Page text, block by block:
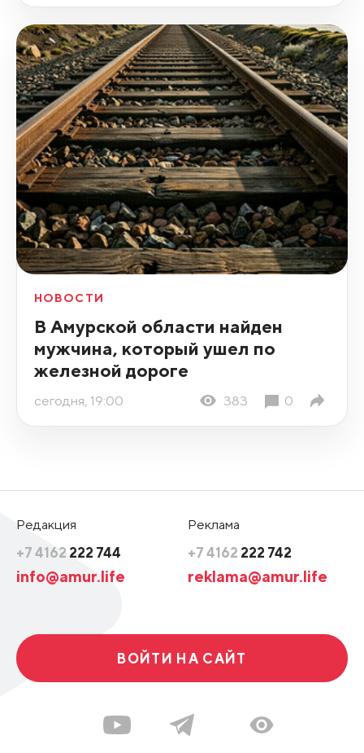
НОВОСТИ
В Амурской области найден
мужчина, который ушел по
железной дороге
сегодня, 19:00 383 0
Редакция
+7 4162 222 744
info@amur.life
Реклама
+7 4162 222 742
reklama@amur.life
ВОЙТИ НА САЙТ